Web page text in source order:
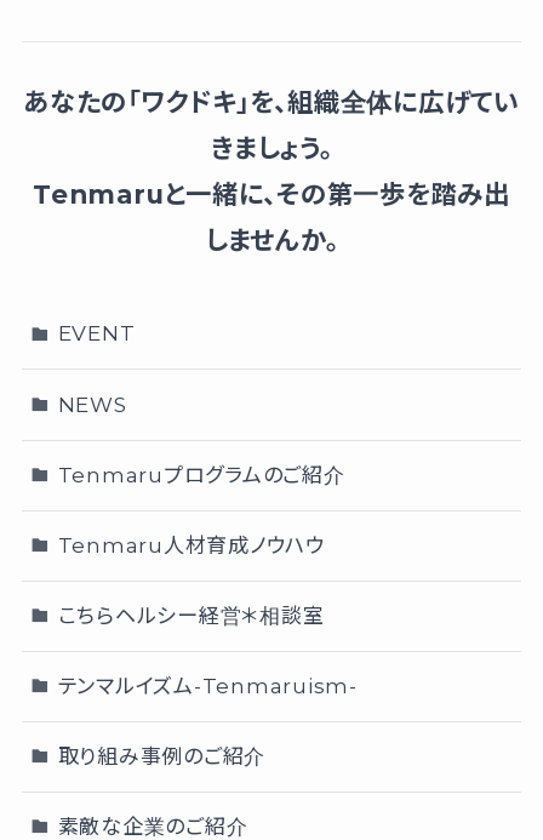
あなたの「ワクドキ」を、組織全体に広げてい
きましょう。
Tenmaruと一緒に、その第一歩を踏み出
しませんか。
EVENT
NEWS
Tenmaruプログラムのご紹介
Tenmaru人材育成ノウハウ
こちらヘルシー経営＊相談室
テンマルイズム-Tenmaruism-
取り組み事例のご紹介
素敵な企業のご紹介